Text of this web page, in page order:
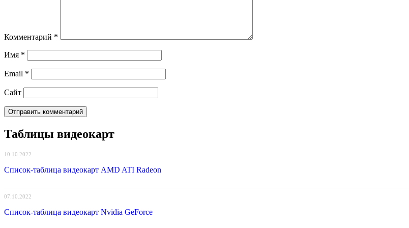
Комментарий *
Имя *
Email *
Сайт
Таблицы видеокарт
10.10.2022
Список-таблица видеокарт AMD ATI Radeon
07.10.2022
Список-таблица видеокарт Nvidia GeForce